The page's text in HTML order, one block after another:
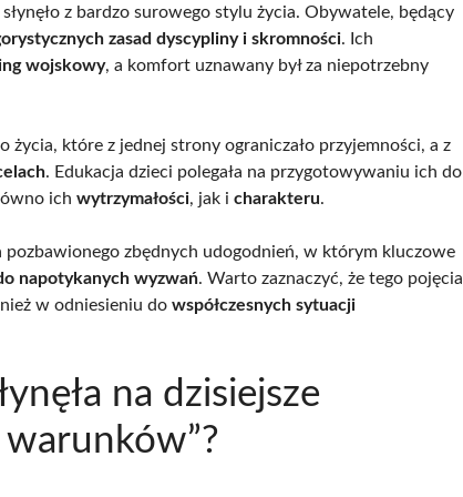
z bardzo surowego stylu życia. Obywatele, będący
zasad dyscypliny i skromności. Ich
wojskowy, a komfort uznawany był za niepotrzebny
życia, które z jednej strony ograniczało przyjemności, a z
. Edukacja dzieci polegała na przygotowywaniu ich do
ich wytrzymałości, jak i charakteru.
zbędnych udogodnień, w którym kluczowe
napotykanych wyzwań. Warto zaznaczyć, że tego pojęcia
w odniesieniu do współczesnych sytuacji
na dzisiejsze